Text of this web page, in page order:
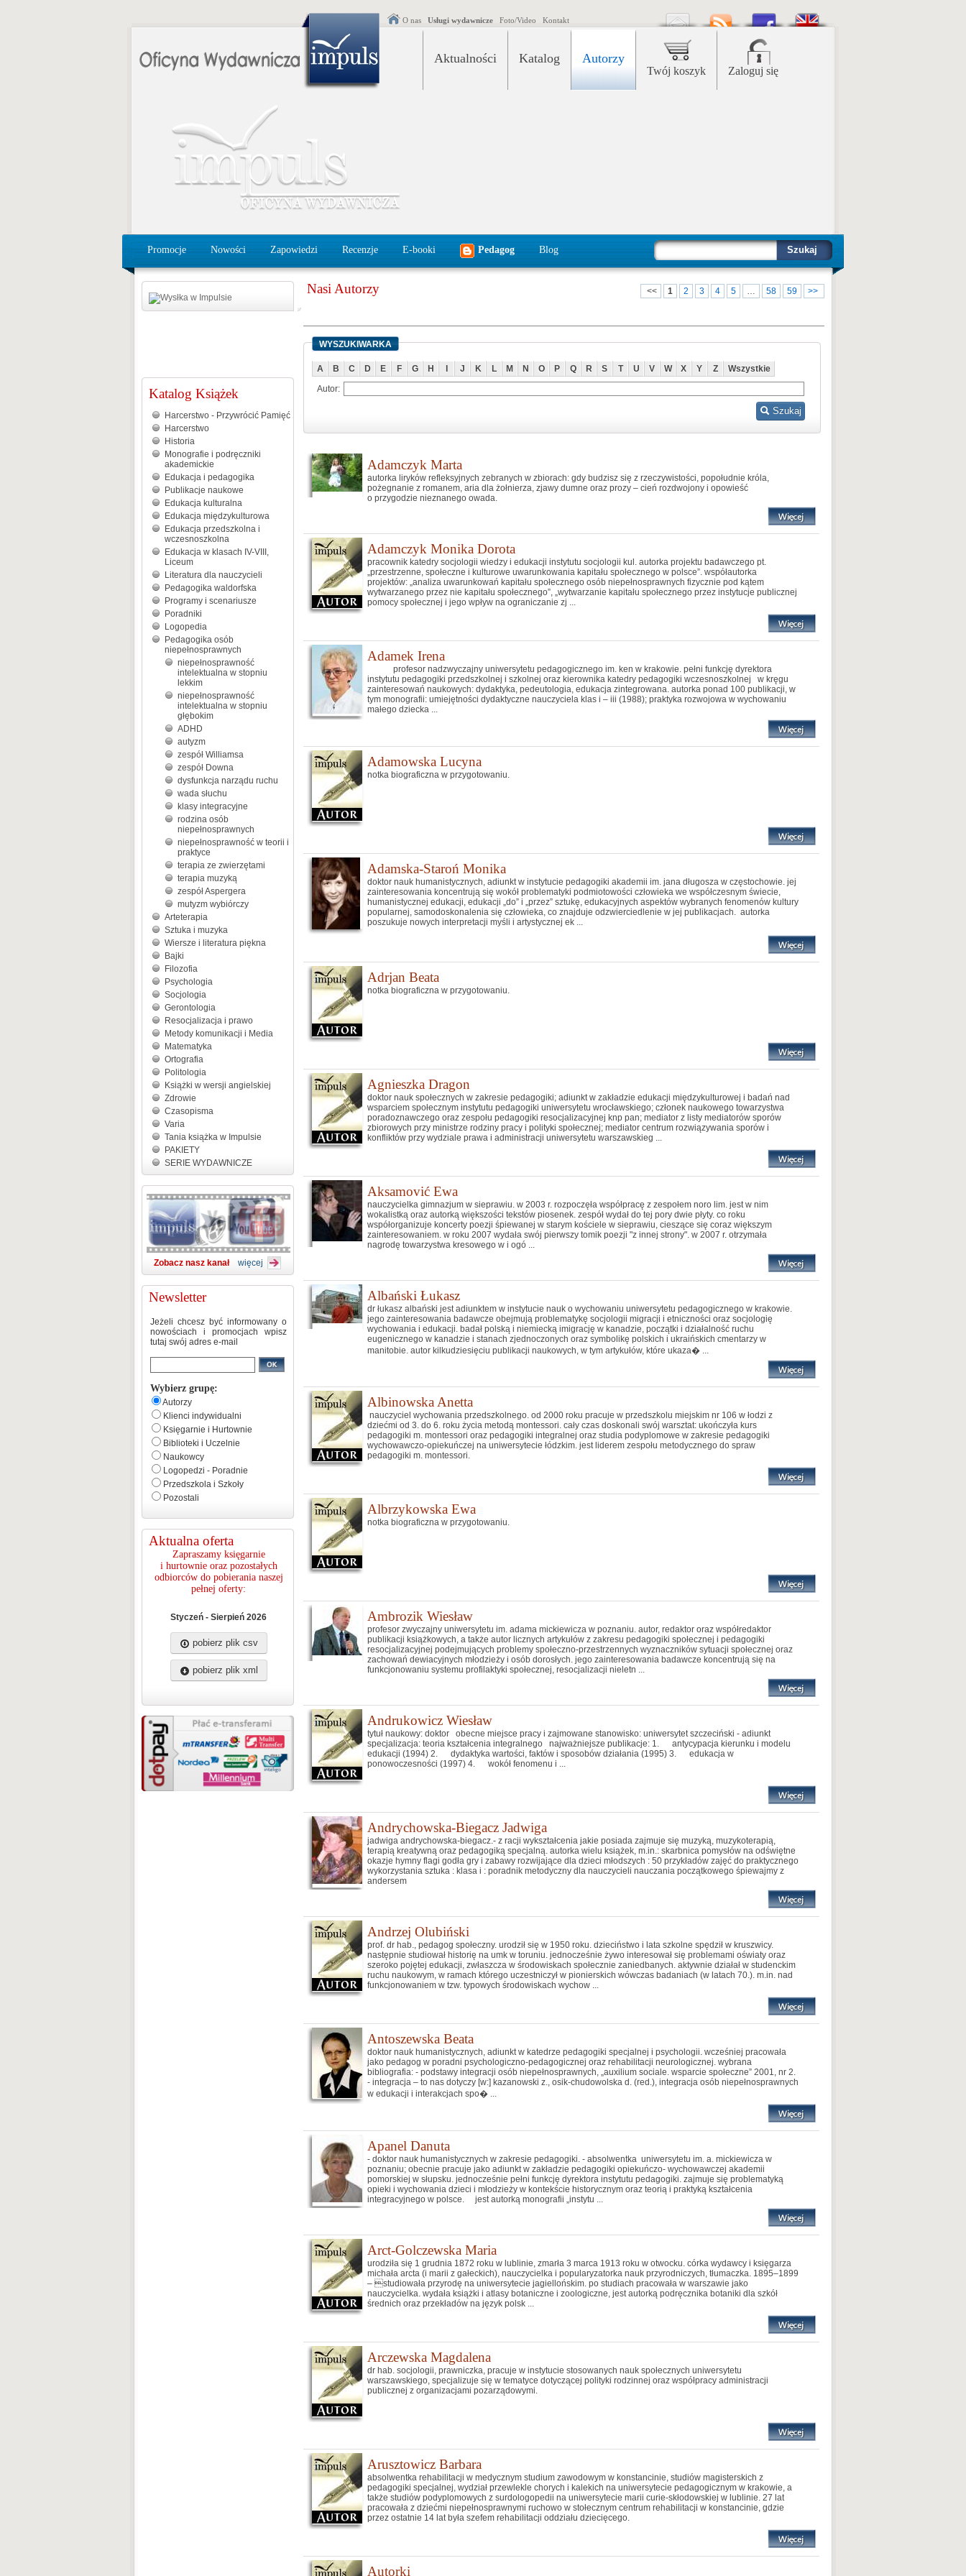
O nas Usługi wydawnicze Foto/Video Kontakt
Aktualności Katalog Autorzy
Twój koszyk Zaloguj się
Szukaj
Promocje Nowości Zapowiedzi Recenzje E-booki Pedagog Blog
Katalog Książek
Harcerstwo - Przywrócić Pamięć
Harcerstwo
Historia
Monografie i podręczniki
akademickie
Edukacja i pedagogika
Publikacje naukowe
Edukacja kulturalna
Edukacja międzykulturowa
Edukacja przedszkolna i
wczesnoszkolna
Edukacja w klasach IV-VIII,
Liceum
Literatura dla nauczycieli
Pedagogika waldorfska
Programy i scenariusze
Poradniki
Logopedia
Pedagogika osób
niepełnosprawnych
niepełnosprawność
intelektualna w stopniu
lekkim
niepełnosprawność
intelektualna w stopniu
głębokim
ADHD
autyzm
zespół Williamsa
zespół Downa
dysfunkcja narządu ruchu
wada słuchu
klasy integracyjne
rodzina osób
niepełnosprawnych
niepełnosprawność w teorii i
praktyce
terapia ze zwierzętami
terapia muzyką
zespół Aspergera
mutyzm wybiórczy
Arteterapia
Sztuka i muzyka
Wiersze i literatura piękna
Bajki
Filozofia
Psychologia
Socjologia
Gerontologia
Resocjalizacja i prawo
Metody komunikacji i Media
Matematyka
Ortografia
Politologia
Książki w wersji angielskiej
Zdrowie
Czasopisma
Varia
Tania książka w Impulsie
PAKIETY
SERIE WYDAWNICZE
Zobacz nasz kanał więcej
Newsletter
Jeżeli chcesz być informowany o
nowościach i promocjach wpisz
tutaj swój adres e-mail
Wybierz grupę:
Autorzy
Klienci indywidualni
Księgarnie i Hurtownie
Biblioteki i Uczelnie
Naukowcy
Logopedzi - Poradnie
Przedszkola i Szkoły
Pozostali
Aktualna oferta
Zapraszamy księgarnie
i hurtownie oraz pozostałych
odbiorców do pobierania naszej
pełnej oferty:
Styczeń - Sierpień 2026
pobierz plik csv
pobierz plik xml
Nasi Autorzy << 1 2 3 4 5 … 58 59 >>
WYSZUKIWARKA
A B C D E F G H J K L M N O P Q R S T U V W X Y Z Wszystkie
Autor:
Szukaj
Adamczyk Marta
autorka liryków refleksyjnych zebranych w zbiorach: gdy budzisz się z rzeczywistości, popołudnie króla,
pożegnanie z romanem, aria dla żołnierza, zjawy dumne oraz prozy – cień rozdwojony i opowieść
o przygodzie nieznanego owada.
Adamczyk Monika Dorota
pracownik katedry socjologii wiedzy i edukacji instytutu socjologii kul. autorka projektu badawczego pt.
„przestrzenne, społeczne i kulturowe uwarunkowania kapitału społecznego w polsce”. współautorka
projektów: „analiza uwarunkowań kapitału społecznego osób niepełnosprawnych fizycznie pod kątem
wytwarzanego przez nie kapitału społecznego”, „wytwarzanie kapitału społecznego przez instytucje publicznej
pomocy społecznej i jego wpływ na ograniczanie zj ...
Adamek Irena
profesor nadzwyczajny uniwersytetu pedagogicznego im. ken w krakowie. pełni funkcję dyrektora
instytutu pedagogiki przedszkolnej i szkolnej oraz kierownika katedry pedagogiki wczesnoszkolnej w kręgu
zainteresowań naukowych: dydaktyka, pedeutologia, edukacja zintegrowana. autorka ponad 100 publikacji, w
tym monografii: umiejętności dydaktyczne nauczyciela klas i – iii (1988); praktyka rozwojowa w wychowaniu
małego dziecka ...
Adamowska Lucyna
notka biograficzna w przygotowaniu.
Adamska-Staroń Monika
doktor nauk humanistycznych, adiunkt w instytucie pedagogiki akademii im. jana długosza w częstochowie. jej
zainteresowania koncentrują się wokół problematyki podmiotowości człowieka we współczesnym świecie,
humanistycznej edukacji, edukacji „do” i „przez” sztukę, edukacyjnych aspektów wybranych fenomenów kultury
popularnej, samodoskonalenia się człowieka, co znajduje odzwierciedlenie w jej publikacjach. autorka
poszukuje nowych interpretacji myśli i artystycznej ek ...
Adrjan Beata
notka biograficzna w przygotowaniu.
Agnieszka Dragon
doktor nauk społecznych w zakresie pedagogiki; adiunkt w zakładzie edukacji międzykulturowej i badań nad
wsparciem społecznym instytutu pedagogiki uniwersytetu wrocławskiego; członek naukowego towarzystwa
poradoznawczego oraz zespołu pedagogiki resocjalizacyjnej knp pan; mediator z listy mediatorów sporów
zbiorowych przy ministrze rodziny pracy i polityki społecznej; mediator centrum rozwiązywania sporów i
konfliktów przy wydziale prawa i administracji uniwersytetu warszawskieg ...
Aksamović Ewa
nauczycielka gimnazjum w sieprawiu. w 2003 r. rozpoczęła współpracę z zespołem noro lim. jest w nim
wokalistką oraz autorką większości tekstów piosenek. zespół wydał do tej pory dwie płyty. co roku
współorganizuje koncerty poezji śpiewanej w starym kościele w sieprawiu, cieszące się coraz większym
zainteresowaniem. w roku 2007 wydała swój pierwszy tomik poezji "z innej strony". w 2007 r. otrzymała
nagrodę towarzystwa kresowego w i ogó ...
Albański Łukasz
dr łukasz albański jest adiunktem w instytucie nauk o wychowaniu uniwersytetu pedagogicznego w krakowie.
jego zainteresowania badawcze obejmują problematykę socjologii migracji i etniczności oraz socjologię
wychowania i edukacji. badał polską i niemiecką imigrację w kanadzie, początki i działalność ruchu
eugenicznego w kanadzie i stanach zjednoczonych oraz symbolikę polskich i ukraińskich cmentarzy w
manitobie. autor kilkudziesięciu publikacji naukowych, w tym artykułów, które ukaza� ...
Albinowska Anetta
nauczyciel wychowania przedszkolnego. od 2000 roku pracuje w przedszkolu miejskim nr 106 w łodzi z
dziećmi od 3. do 6. roku życia metodą montessori. cały czas doskonali swój warsztat: ukończyła kurs
pedagogiki m. montessori oraz pedagogiki integralnej oraz studia podyplomowe w zakresie pedagogiki
wychowawczo-opiekuńczej na uniwersytecie łódzkim. jest liderem zespołu metodycznego do spraw
pedagogiki m. montessori.
Albrzykowska Ewa
notka biograficzna w przygotowaniu.
Ambrozik Wiesław
profesor zwyczajny uniwersytetu im. adama mickiewicza w poznaniu. autor, redaktor oraz współredaktor
publikacji książkowych, a także autor licznych artykułów z zakresu pedagogiki społecznej i pedagogiki
resocjalizacyjnej podejmujących problemy społeczno-przestrzennych wyznaczników sytuacji społecznej oraz
zachowań dewiacyjnych młodzieży i osób dorosłych. jego zainteresowania badawcze koncentrują się na
funkcjonowaniu systemu profilaktyki społecznej, resocjalizacji nieletn ...
Andrukowicz Wiesław
tytuł naukowy: doktor obecne miejsce pracy i zajmowane stanowisko: uniwersytet szczeciński - adiunkt
specjalizacja: teoria kształcenia integralnego najważniejsze publikacje: 1. antycypacja kierunku i modelu
edukacji (1994) 2. dydaktyka wartości, faktów i sposobów działania (1995) 3. edukacja w
ponowoczesności (1997) 4. wokół fenomenu i ...
Andrychowska-Biegacz Jadwiga
jadwiga andrychowska-biegacz.- z racji wykształcenia jakie posiada zajmuje się muzyką, muzykoterapią,
terapią kreatywną oraz pedagogiką specjalną. autorka wielu książek, m.in.: skarbnica pomysłów na odświętne
okazje hymny flagi godła gry i zabawy rozwijające dla dzieci młodszych : 50 przykładów zajęć do praktycznego
wykorzystania sztuka : klasa i : poradnik metodyczny dla nauczycieli nauczania początkowego śpiewajmy z
andersem
Andrzej Olubiński
prof. dr hab., pedagog społeczny. urodził się w 1950 roku. dzieciństwo i lata szkolne spędził w kruszwicy.
następnie studiował historię na umk w toruniu. jednocześnie żywo interesował się problemami oświaty oraz
szeroko pojętej edukacji, zwłaszcza w środowiskach społecznie zaniedbanych. aktywnie działał w studenckim
ruchu naukowym, w ramach którego uczestniczył w pionierskich wówczas badaniach (w latach 70.). m.in. nad
funkcjonowaniem w tzw. typowych środowiskach wychow ...
Antoszewska Beata
doktor nauk humanistycznych, adiunkt w katedrze pedagogiki specjalnej i psychologii. wcześniej pracowała
jako pedagog w poradni psychologiczno-pedagogicznej oraz rehabilitacji neurologicznej. wybrana
bibliografia: - podstawy integracji osób niepełnosprawnych, „auxilium sociale. wsparcie społeczne” 2001, nr 2.
- integracja – to nas dotyczy [w:] kazanowski z., osik-chudowolska d. (red.), integracja osób niepełnosprawnych
w edukacji i interakcjach spo� ...
Apanel Danuta
- doktor nauk humanistycznych w zakresie pedagogiki. - absolwentka uniwersytetu im. a. mickiewicza w
poznaniu; obecnie pracuje jako adiunkt w zakładzie pedagogiki opiekuńczo- wychowawczej akademii
pomorskiej w słupsku. jednocześnie pełni funkcję dyrektora instytutu pedagogiki. zajmuje się problematyką
opieki i wychowania dzieci i młodzieży w kontekście historycznym oraz teorią i praktyką kształcenia
integracyjnego w polsce. jest autorką monografii „instytu ...
Arct-Golczewska Maria
urodziła się 1 grudnia 1872 roku w lublinie, zmarła 3 marca 1913 roku w otwocku. córka wydawcy i księgarza
michała arcta (i marii z gałeckich), nauczycielka i popularyzatorka nauk przyrodniczych, tłumaczka. 1895–1899
– studiowała przyrodę na uniwersytecie jagiellońskim. po studiach pracowała w warszawie jako
nauczycielka. wydała książki i atlasy botaniczne i zoologiczne, jest autorką podręcznika botaniki dla szkół
średnich oraz przekładów na język polsk ...
Arczewska Magdalena
dr hab. socjologii, prawniczka, pracuje w instytucie stosowanych nauk społecznych uniwersytetu
warszawskiego, specjalizuje się w tematyce dotyczącej polityki rodzinnej oraz współpracy administracji
publicznej z organizacjami pozarządowymi.
Arusztowicz Barbara
absolwentka rehabilitacji w medycznym studium zawodowym w konstancinie, studiów magisterskich z
pedagogiki specjalnej, wydział przewlekle chorych i kalekich na uniwersytecie pedagogicznym w krakowie, a
także studiów podyplomowych z surdologopedii na uniwersytecie marii curie-skłodowskiej w lublinie. 27 lat
pracowała z dziećmi niepełnosprawnymi ruchowo w stołecznym centrum rehabilitacji w konstancinie, gdzie
przez ostatnie 14 lat była szefem rehabilitacji oddziału dziecięcego.
Autorki